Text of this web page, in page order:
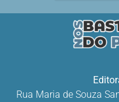
Rua Maria de Souza